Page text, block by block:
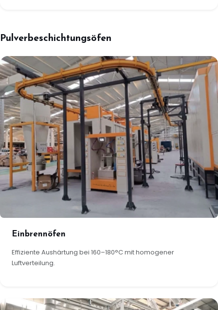
Pulverbeschichtungsöfen
Einbrennöfen
Effiziente Aushärtung bei 160–180°C mit homogener
Luftverteilung.